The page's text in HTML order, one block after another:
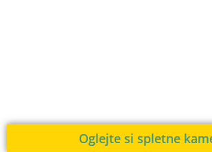
Oglejte si spletne